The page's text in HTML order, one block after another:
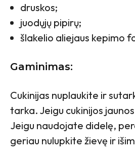
druskos;
juodųjų pipirų;
šlakelio aliejaus kepimo
Gaminimas:
Cukinijas nuplaukite ir
tarka. Jeigu cukinijos
Jeigu naudojate didelę,
geriau nulupkite žievę ir